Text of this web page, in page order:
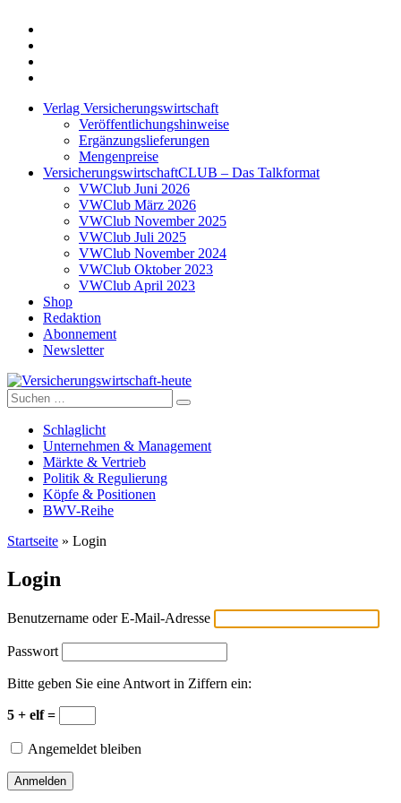
Verlag Versicherungswirtschaft
Veröffentlichungshinweise
Ergänzungslieferungen
Mengenpreise
VersicherungswirtschaftCLUB – Das Talkformat
VWClub Juni 2026
VWClub März 2026
VWClub November 2025
VWClub Juli 2025
VWClub November 2024
VWClub Oktober 2023
VWClub April 2023
Shop
Redaktion
Abonnement
Newsletter
Versicherungswirtschaft-heute
Suche
nach:
Schlaglicht
Unternehmen & Management
Märkte & Vertrieb
Politik & Regulierung
Köpfe & Positionen
BWV-Reihe
Startseite » Login
Login
Benutzername oder E-Mail-Adresse
Passwort
Bitte geben Sie eine Antwort in Ziffern ein:
5 + elf =
Angemeldet bleiben